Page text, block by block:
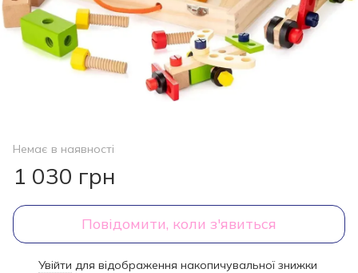
Немає в наявності
1 030 грн
Повідомити, коли з'явиться
Увійти для відображення накопичувальної знижки